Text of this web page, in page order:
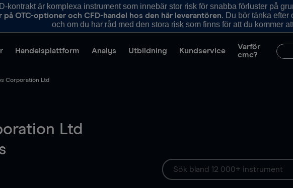
kontrakt är komplexa instrument som innebär stor risk för snabba förluster på
på OTC-optioner och CFD-handel hos den här leverantören. Du bör tänka efter
och om du har råd med den stora risk som finns för att du kommer
Handelsplattform Analys Utbildning Kundservice
Varför
cmc?
Corporation Ltd
Ltd